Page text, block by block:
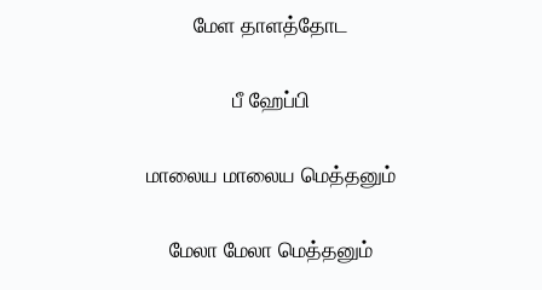
மேள தாளத்தோட
பீ ஹேப்பி
மாலைய மாலைய மெத்தனும்
மேலா மேலா மெத்தனும்